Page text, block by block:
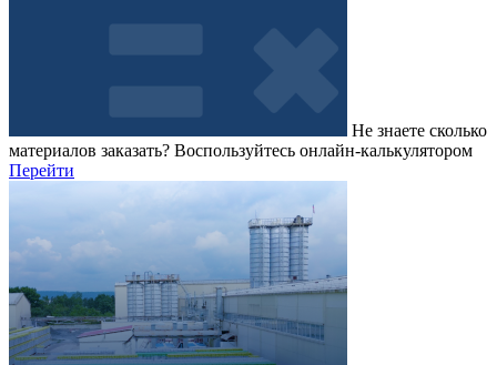
Не знаете сколько
материалов заказать? Воспользуйтесь онлайн-калькулятором
Перейти